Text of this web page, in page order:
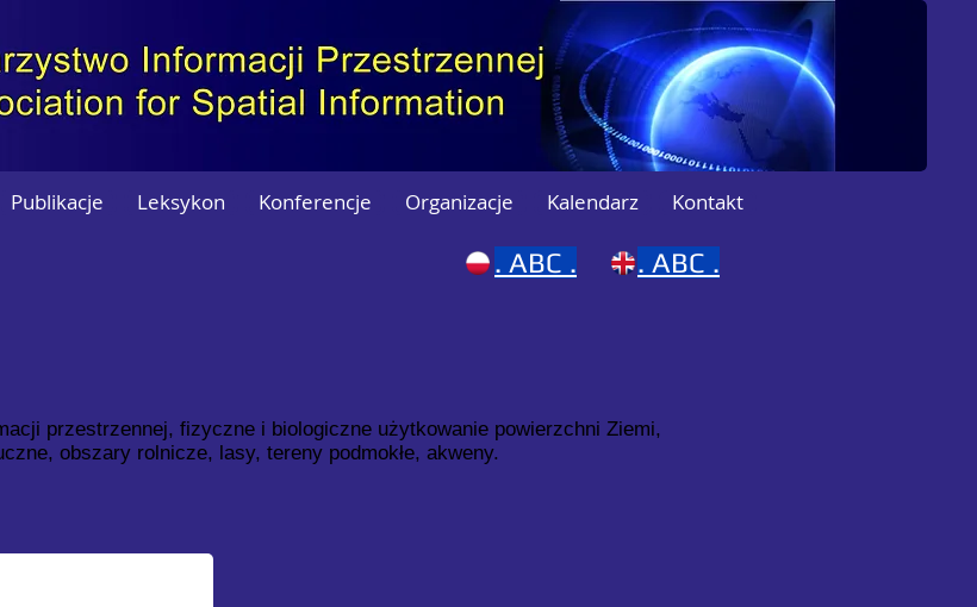
Publikacje Leksykon Konferencje Organizacje Kalendarz Kontakt
. ABC . . ABC .
przestrzennej, fizyczne i biologiczne użytkowanie powierzchni Ziemi,
obszary rolnicze, lasy, tereny podmokłe, akweny.